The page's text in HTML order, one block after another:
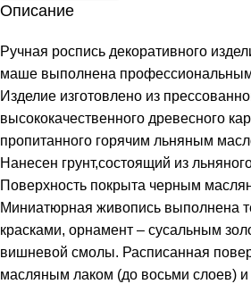
Описание
Ручная роспись декоративного
маше выполнена
Изделие изготовлено из
высококачественного древесного
пропитанного горячим льняным
Нанесен грунт,состоящий из
Поверхность покрыта черным
Миниатюрная живопись выполнена
красками, орнамент – сусальным
вишневой смолы. Расписанная
масляным лаком (до восьми слоев) и